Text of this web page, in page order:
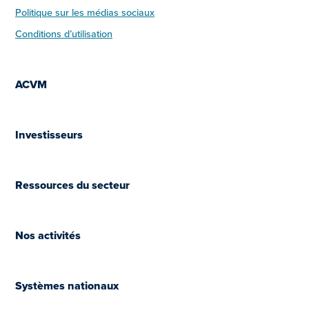
Politique sur les médias sociaux
Conditions d’utilisation
ACVM
Investisseurs
Ressources du secteur
Nos activités
Systèmes nationaux